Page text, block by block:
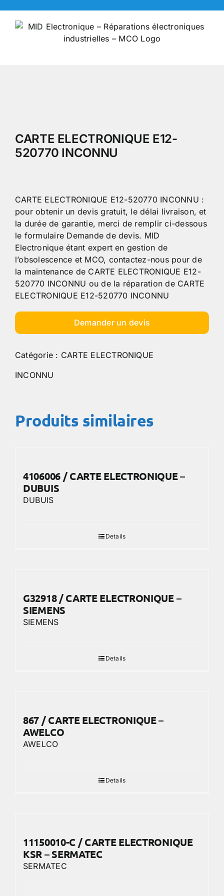
content
CARTE ELECTRONIQUE E12-
520770 INCONNU
CARTE ELECTRONIQUE E12-520770 INCONNU :
pour obtenir un devis gratuit, le délai livraison, et
la durée de garantie, merci de remplir ci-dessous
le formulaire Demande de devis. MID
Electronique étant expert en gestion de
l’obsolescence et MCO, contactez-nous pour de
la maintenance de CARTE ELECTRONIQUE E12-
520770 INCONNU ou de la réparation de CARTE
ELECTRONIQUE E12-520770 INCONNU
Demander un devis
Catégorie : CARTE ELECTRONIQUE
INCONNU
Produits similaires
4106006 / CARTE ELECTRONIQUE –
DUBUIS
DUBUIS
Details
G32918 / CARTE ELECTRONIQUE –
SIEMENS
SIEMENS
Details
867 / CARTE ELECTRONIQUE –
AWELCO
AWELCO
Details
11150010-C / CARTE ELECTRONIQUE
KSR – SERMATEC
SERMATEC